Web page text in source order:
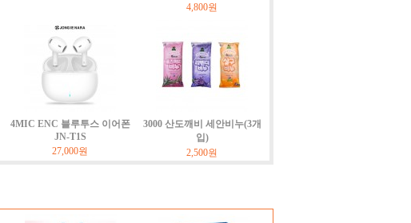
4,800원
4MIC ENC 블루투스 이어폰
JN-T1S
27,000원
3000 산도깨비 세안비누(3개
입)
2,500원